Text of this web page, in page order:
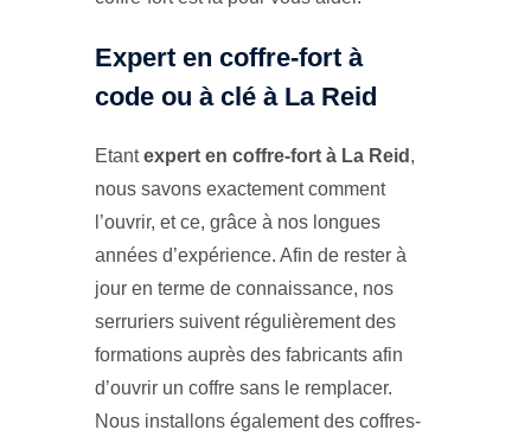
Expert en coffre-fort à
code ou à clé à La Reid
Etantexpert en coffre-fort à La Reid ,
nous savons exactement comment
l’ouvrir, et ce, grâce à nos longues
années d’expérience. Afin de rester à
jour en terme de connaissance, nos
serruriers suivent régulièrement des
formations auprès des fabricants afin
d’ouvrir un coffre sans le remplacer.
Nous installons également des coffres-